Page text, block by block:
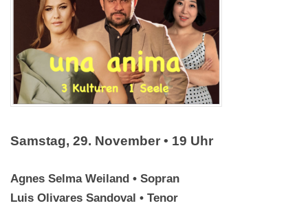
Samstag, 29. November • 19 Uhr
Agnes Selma Weiland • Sopran
Luis Olivares Sandoval • Tenor